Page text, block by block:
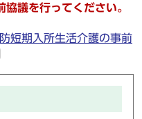
議を行ってください。
短期入所生活介護の事前